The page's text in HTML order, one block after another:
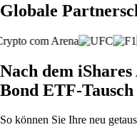
Globale
Nach dem
Bond ETF-
So können Sie Ihre neu